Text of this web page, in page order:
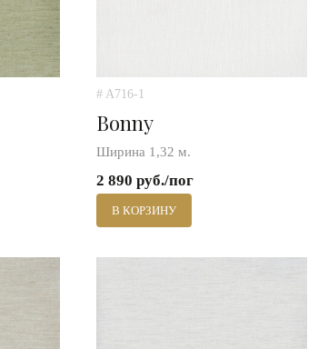
# A716-1
Bonny
Ширина 1,32 м.
2 890 руб./пог
В КОРЗИНУ